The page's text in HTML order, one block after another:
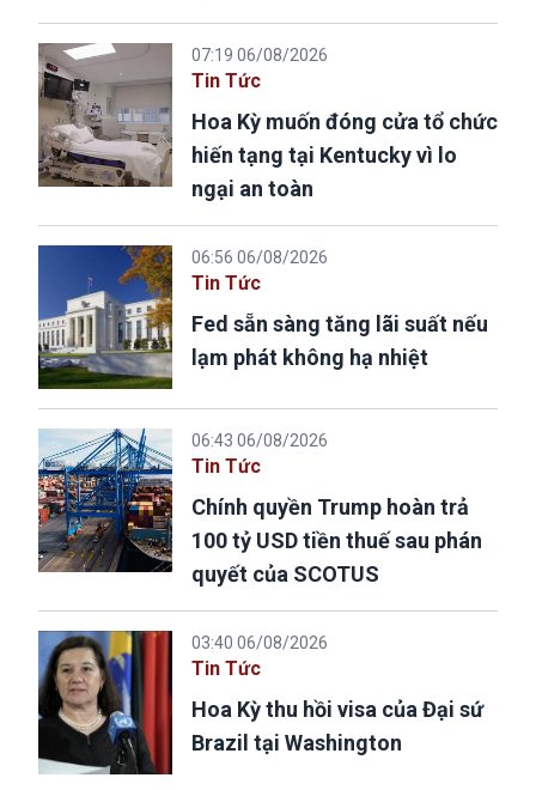
07:19 06/08/2026
Tin Tức
Hoa Kỳ muốn đóng cửa tổ chức
hiến tạng tại Kentucky vì lo
ngại an toàn
06:56 06/08/2026
Tin Tức
Fed sẵn sàng tăng lãi suất nếu
lạm phát không hạ nhiệt
06:43 06/08/2026
Tin Tức
Chính quyền Trump hoàn trả
100 tỷ USD tiền thuế sau phán
quyết của SCOTUS
03:40 06/08/2026
Tin Tức
Hoa Kỳ thu hồi visa của Đại sứ
Brazil tại Washington